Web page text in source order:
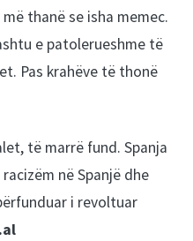
thanë se isha memec.
e patolerueshme të
Pas krahëve të thonë
të marrë fund. Spanja
në Spanjë dhe
i revoltuar